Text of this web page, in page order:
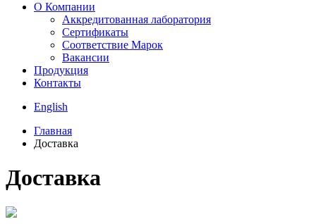
О Компании
Аккредитованная лаборатория
Сертификаты
Соответствие Марок
Вакансии
Продукция
Контакты
English
Главная
Доставка
Доставка